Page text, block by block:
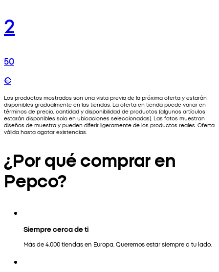
2
50
€
Los productos mostrados son una vista previa de la próxima oferta y estarán
disponibles gradualmente en las tiendas. La oferta en tienda puede variar en
términos de precio, cantidad y disponibilidad de productos (algunos artículos
estarán disponibles solo en ubicaciones seleccionadas). Las fotos muestran
diseños de muestra y pueden diferir ligeramente de los productos reales. Oferta
válida hasta agotar existencias.
¿Por qué comprar en
Pepco?
Siempre cerca de ti
Más de 4.000 tiendas en Europa. Queremos estar siempre a tu lado.